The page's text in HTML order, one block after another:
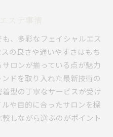
、多彩なフェイシャルエス
の良さや通いやすさはもち
ロンが揃っている点が魅力
ドを取り入れた最新技術の
型の丁寧なサービスが受け
や目的に合ったサロンを探
しながら選ぶのがポイント